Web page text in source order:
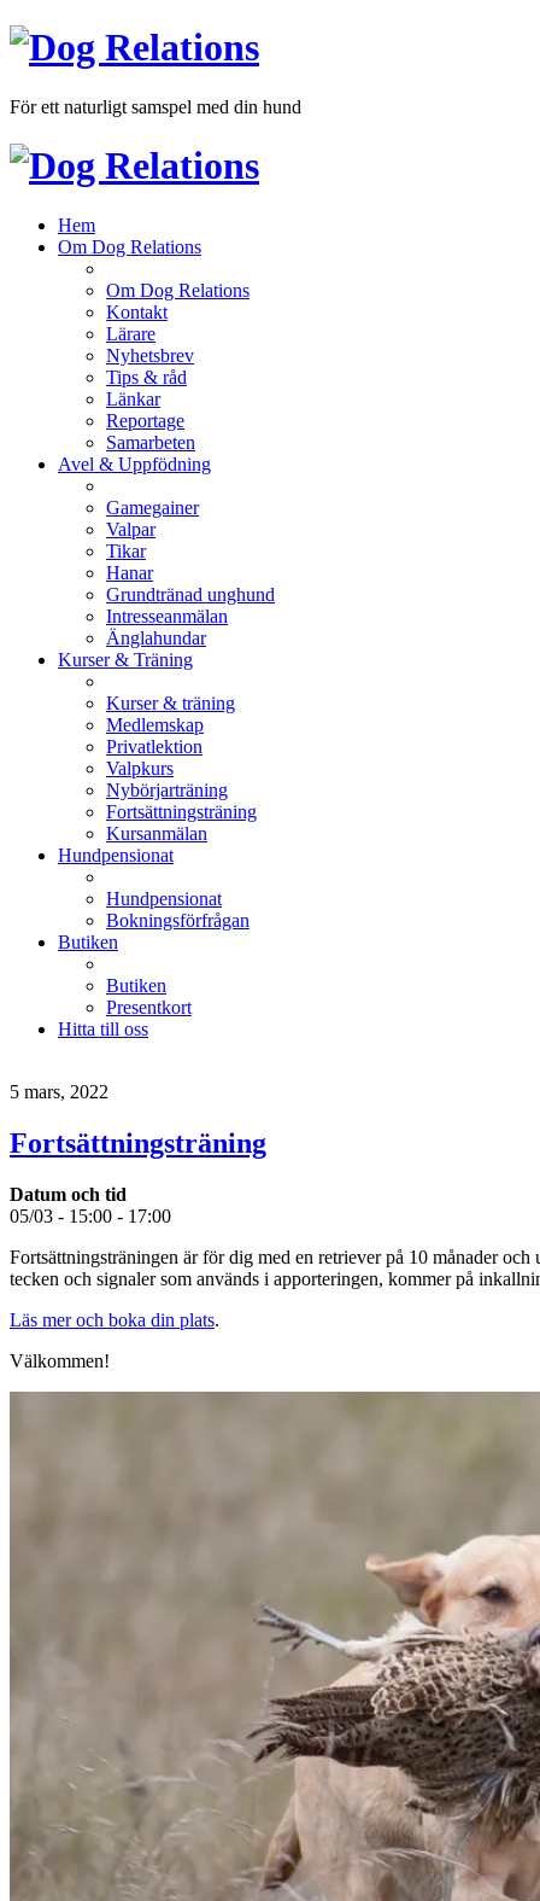
För ett naturligt samspel med din hund
Hem
Om Dog Relations
Om Dog Relations
Kontakt
Lärare
Nyhetsbrev
Tips & råd
Länkar
Reportage
Samarbeten
Avel & Uppfödning
Gamegainer
Valpar
Tikar
Hanar
Grundtränad unghund
Intresseanmälan
Änglahundar
Kurser & Träning
Kurser & träning
Medlemskap
Privatlektion
Valpkurs
Nybörjarträning
Fortsättningsträning
Kursanmälan
Hundpensionat
Hundpensionat
Bokningsförfrågan
Butiken
Butiken
Presentkort
Hitta till oss
5 mars, 2022
Fortsättningsträning
Datum och tid
05/03 - 15:00 - 17:00
Fortsättningsträningen är för dig med en retriever på 10 månader
tecken och signaler som används i apporteringen, kommer på
Läs mer och boka din plats.
Välkommen!